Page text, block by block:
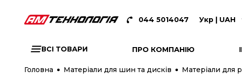
044 5014047 Укр | UAH
ВСІ ТОВАРИ ПРО КОМПАНІЮ
Головна Матеріали для шин та дисків Матеріали для